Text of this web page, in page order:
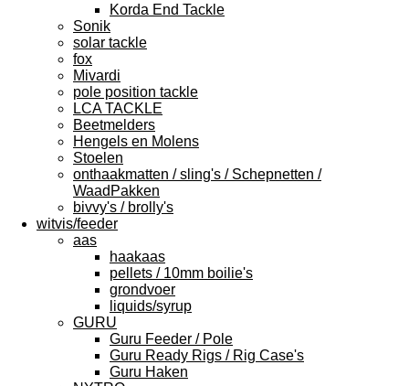
Korda End Tackle
Sonik
solar tackle
fox
Mivardi
pole position tackle
LCA TACKLE
Beetmelders
Hengels en Molens
Stoelen
onthaakmatten / sling's / Schepnetten /
WaadPakken
bivvy's / brolly's
witvis/feeder
aas
haakaas
pellets / 10mm boilie's
grondvoer
liquids/syrup
GURU
Guru Feeder / Pole
Guru Ready Rigs / Rig Case's
Guru Haken